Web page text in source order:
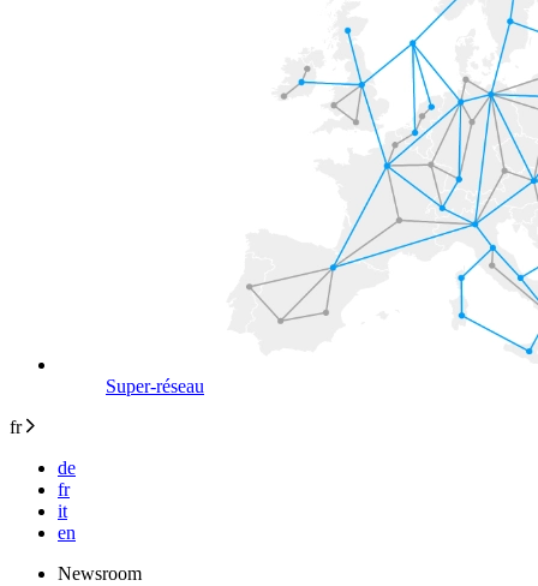
Super-réseau
fr
de
fr
it
en
Newsroom